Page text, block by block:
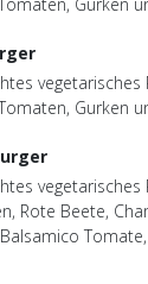
vegetarisches
Gurken
vegetarisches
Rote Beete,